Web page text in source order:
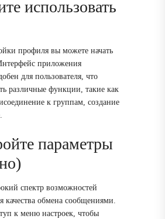
использовать
профиля вы можете начать
приложения
для пользователя, что
различные функции, такие как
к группам, создание
параметры
спектр возможностей
качества обмена сообщениями.
к меню настроек, чтобы